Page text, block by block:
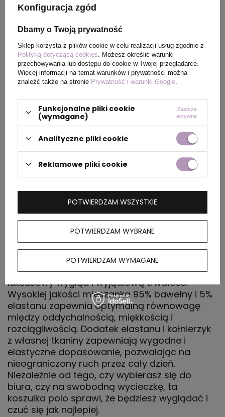
Kolor
PAKOWANIE
Wymiary
kartonu
zewnętrznego
43 x 58 x 30 cm,39 x 58 x
21 cm
Waga
kartonu
zewnętrznego
12 kg,14 kg
Męska koszulka polo z krótkim rękawem
Markham to idealne połączenie stylu, wygody i
wszechstronności. Wykonana z wysokiej
jakości podwójnej dzianiny piqué o
gramaturze 200 g/m² koszulka polo zapewnia
luksusowy wygląd i wyjątkową trwałość.
Wysokiej jakości mieszanka 95% bawełny i 5%
elastanu zapewnia optymalną równowagę
między oddychalnością, miękkością i
rozciągliwością. Dodatek elastanu i kołnierzyk
z własnej tkaniny zapewniają wygodne i
elastyczne dopasowanie, pozwalając na
nieograniczony ruch przez cały dzień.
Niezależnie od tego, czy wybierasz się do
biura, czy na swobodną wycieczkę, ta
koszulka polo sprawi, że będziesz wyglądać i
czuć się jak najlepiej.
Konfiguracja zgód
Dbamy o Twoją prywatność
Sklep korzysta z plików cookie w celu realizacji usług zgodnie z
Polityką dotyczącą cookies . Możesz określić warunki
przechowywania lub dostępu do cookie w Twojej przeglądarce.
Więcej informacji na temat warunków i prywatności można
znaleźć także na stronie Prywatność i warunki Google
Funkcjonalne pliki cookie
(wymagane)
Zawsze
aktywne
Analityczne pliki cookie
Reklamowe pliki cookie
POTWIERDZAM WYBRANE
POTWIERDZAM WYMAGANE
POTWIERDZAM WSZYSTKIE